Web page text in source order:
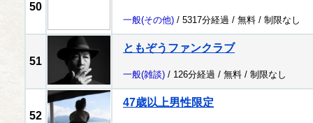
50
一般(その他) / 5317分経過 / 無料 / 制限なし
51
ともぞうファンクラブ
一般(雑談) / 126分経過 / 無料 / 制限なし
52
47歳以上男性限定